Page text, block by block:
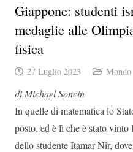
Giappone: studenti
medaglie alle
fisica
27 Luglio 2023 Mondo
di Michael Soncin
In quelle di matematica lo
posto, ed è lì che è stato vinto
dello studente Itamar Nir,